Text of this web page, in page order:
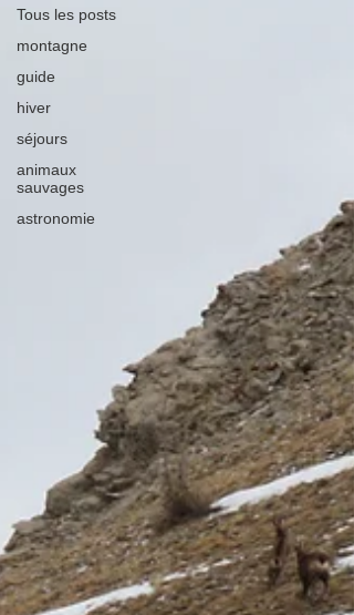
Tous les posts
montagne
guide
hiver
séjours
animaux
sauvages
astronomie